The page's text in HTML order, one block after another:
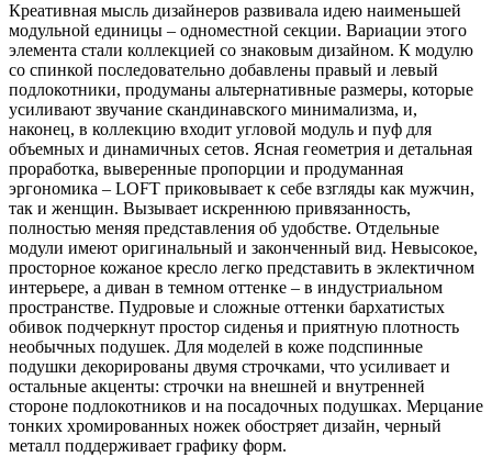
Креативная мысль дизайнеров развивала идею наименьшей
модульной единицы – одноместной секции. Вариации этого
элемента стали коллекцией со знаковым дизайном. К модулю
со спинкой последовательно добавлены правый и левый
подлокотники, продуманы альтернативные размеры, которые
усиливают звучание скандинавского минимализма, и,
наконец, в коллекцию входит угловой модуль и пуф для
объемных и динамичных сетов. Ясная геометрия и детальная
проработка, выверенные пропорции и продуманная
эргономика – LOFT приковывает к себе взгляды как мужчин,
так и женщин. Вызывает искреннюю привязанность,
полностью меняя представления об удобстве. Отдельные
модули имеют оригинальный и законченный вид. Невысокое,
просторное кожаное кресло легко представить в эклектичном
интерьере, а диван в темном оттенке – в индустриальном
пространстве. Пудровые и сложные оттенки бархатистых
обивок подчеркнут простор сиденья и приятную плотность
необычных подушек. Для моделей в коже подспинные
подушки декорированы двумя строчками, что усиливает и
остальные акценты: строчки на внешней и внутренней
стороне подлокотников и на посадочных подушках. Мерцание
тонких хромированных ножек обостряет дизайн, черный
металл поддерживает графику форм.